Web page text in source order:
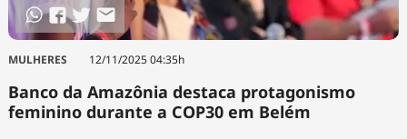
MULHERES 12/11/2025 04:35h
Banco da Amazônia destaca protagonismo
feminino durante a COP30 em Belém